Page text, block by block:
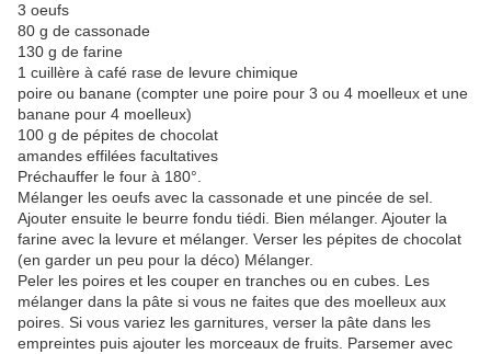
3 oeufs
80 g de cassonade
130 g de farine
1 cuillère à café rase de levure chimique
poire ou banane (compter une poire pour 3 ou 4 moelleux et une
banane pour 4 moelleux)
100 g de pépites de chocolat
amandes effilées facultatives
Préchauffer le four à 180°.
Mélanger les oeufs avec la cassonade et une pincée de sel.
Ajouter ensuite le beurre fondu tiédi. Bien mélanger. Ajouter la
farine avec la levure et mélanger. Verser les pépites de chocolat
(en garder un peu pour la déco) Mélanger.
Peler les poires et les couper en tranches ou en cubes. Les
mélanger dans la pâte si vous ne faites que des moelleux aux
poires. Si vous variez les garnitures, verser la pâte dans les
empreintes puis ajouter les morceaux de fruits. Parsemer avec